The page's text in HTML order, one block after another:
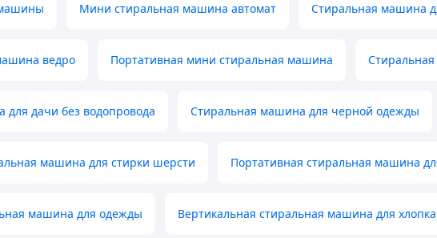
Мини стиральная машина автомат Стиральная машина
ведро Портативная мини стиральная машина
дачи без водопровода Стиральная машина для черной одежды
машина для стирки шерсти Портативная стиральная машина
машина для одежды Вертикальная стиральная машина для хлопка